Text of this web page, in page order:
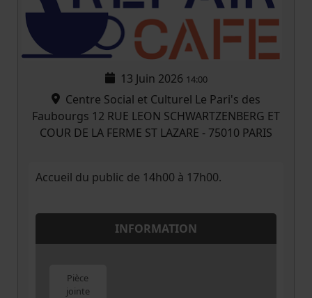
13 Juin 2026 14:00
Centre Social et Culturel Le Pari's des
Faubourgs 12 RUE LEON SCHWARTZENBERG ET
COUR DE LA FERME ST LAZARE - 75010 PARIS
Accueil du public de 14h00 à 17h00.
INFORMATION
Pièce
jointe